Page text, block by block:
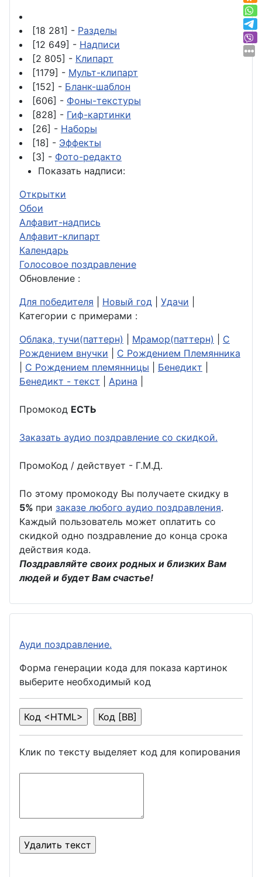
[18 281] - Разделы
[12 649] - Надписи
[2 805] - Клипарт
[1179] - Мульт-клипарт
[152] - Бланк-шаблон
[606] - Фоны-текстуры
[828] - Гиф-картинки
[26] - Наборы
[18] - Эффекты
[3] - Фото-редакто
Показать надписи:
Открытки
Обои
Алфавит-надпись
Алфавит-клипарт
Календарь
Голосовое поздравление
Обновление :
Для победителя
Новый год Удачи
Категории с примерами :
Облака, тучи(паттерн)
Мрамор(паттерн)
С
Рождением внучки
С Рождением Племянника
С Рождением племянницы Бенедикт
Бенедикт - текст
Арина
Промокод ЕСТЬ
Заказать аудио поздравление со скидкой.
ПромоКод / действует - Г.М.Д.
По этому промокоду Вы получаете скидку в
5% при заказе любого аудио поздравления.
Каждый пользователь может оплатить со
скидкой одно поздравление до конца срока
действия кода.
Поздравляйте своих родных и близких Вам
людей и будет Вам счастье!
Ауди поздравление.
Форма генерации кода для показа картинок
выберите необходимый код
Клик по тексту выделяет код для копирования